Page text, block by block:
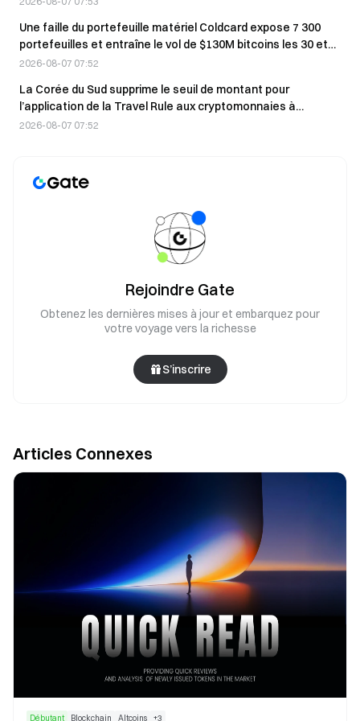
Une faille du portefeuille matériel Coldcard expose 7 300
portefeuilles et entraîne le vol de $130M bitcoins les 30 et
31 juil.
2026-08-07 07:52
La Corée du Sud supprime le seuil de montant pour
l’application de la Travel Rule aux cryptomonnaies à
compter du 20 août.
2026-08-07 07:52
Rejoindre Gate
Obtenez les dernières mises à jour et embarquez pour
votre voyage vers la richesse
S’inscrire
Articles Connexes
Débutant Blockchain Altcoins +3